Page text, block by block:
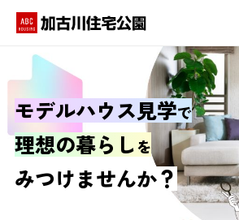
モデルハウス
動画でモデルハウス見学
イベント情報・プレゼント
アクセス
モデルハウス見学で
理想の暮らしを
みつけませんか？